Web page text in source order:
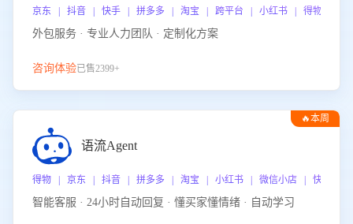
京东 | 抖音 | 快手 | 拼多多 | 淘宝 | 跨平台 | 小红书 | 得物 | 企
外包服务 · 专业人力团队 · 定制化方案
咨询体验已售2399+
🔥本周
语流Agent
得物 | 京东 | 抖音 | 拼多多 | 淘宝 | 小红书 | 微信小店 | 快手 |
智能客服 · 24小时自动回复 · 懂买家懂情绪 · 自动学习